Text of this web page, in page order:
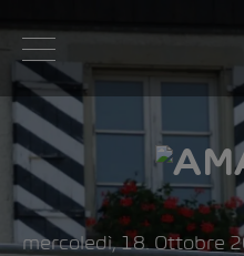
mercoledì, 18. Ottobre